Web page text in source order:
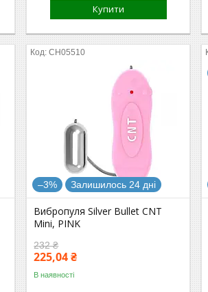
Купити
CH05510
–3% Залишилось 24 дні
Вибропуля Silver Bullet CNT
Mini, PINK
232 ₴
225,04 ₴
В наявності